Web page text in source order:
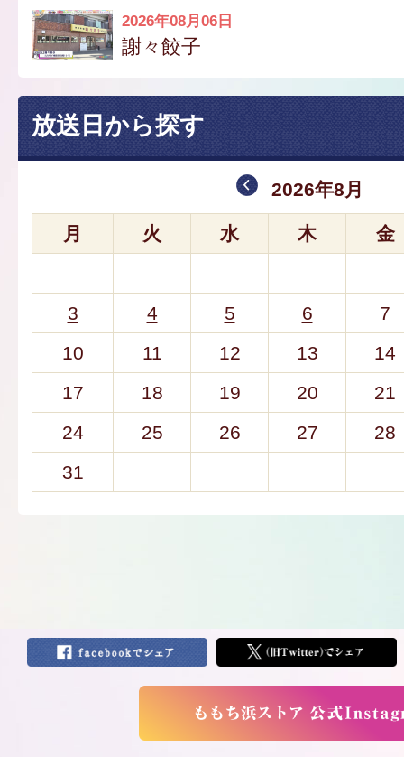
2026年08月06日
謝々餃子
放送日から探す
2026年8月
月 火 水 木 金
3 4 5 6
7
10
11 12 13
14
17
18 19 20
21
24
25 26 27
28
31